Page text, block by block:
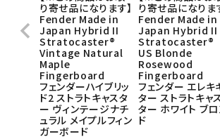
り寄せ品になります】
Fender Made in
Japan Hybrid II
Stratocaster®
Vintage Natural
Maple
Fingerboard
フェンダーハイブリッ
ド2 ストラトキャスタ
ー ヴィンテージナチ
ュラル メイプルフィン
ガーボード
り寄せ品になりま
Fender Made in
Japan Hybrid II
Stratocaster®
US Blonde
Rosewood
Fingerboard
フェンダー エレキ
ター ストラトキャ
ター ホワイト ブ
ド